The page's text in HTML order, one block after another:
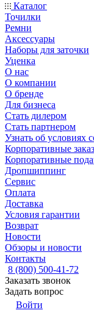
Каталог
Точилки
Ремни
Аксессуары
Наборы для заточки
Уценка
О нас
О компании
О бренде
Для бизнеса
Стать дилером
Стать партнером
Узнать об условиях
Корпоративные
Корпоративные
Дропшиппинг
Сервис
Оплата
Доставка
Условия гарантии
Возврат
Новости
Обзоры и новости
Контакты
8 (800) 500-41-72
Заказать звонок
Задать вопрос
Войти